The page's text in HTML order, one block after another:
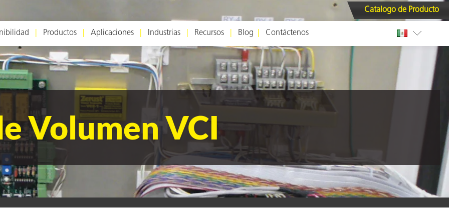
Productos Aplicaciones Industrias Recursos Blog Contáctenos
Catalogo de Producto
Volumen VCI